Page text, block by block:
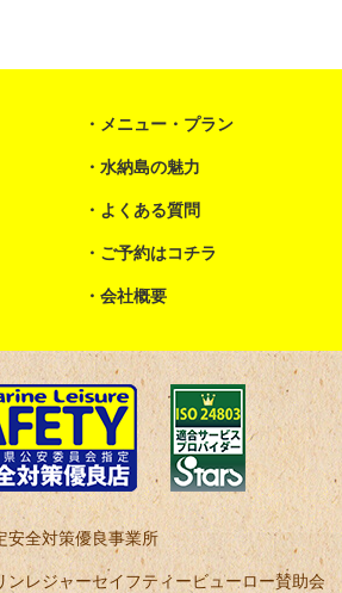
メニュー・プラン
水納島の魅力
よくある質問
ご予約はコチラ
会社概要
安全対策優良事業所
ンレジャーセイフティービューロー賛助会